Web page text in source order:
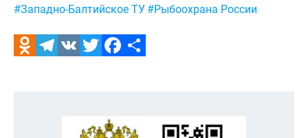
Метки:
#Западно-Балтийское ТУ #Рыбоохрана России